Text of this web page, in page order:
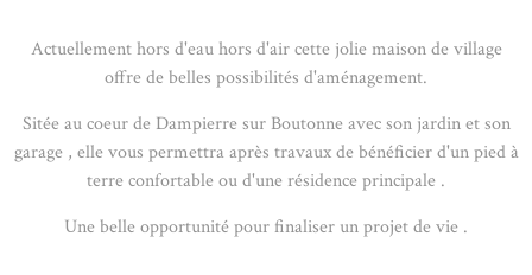
Actuellement hors d'eau hors d'air cette jolie maison de village
offre de belles possibilités d'aménagement.
Sitée au coeur de Dampierre sur Boutonne avec son jardin et son
garage , elle vous permettra après travaux de bénéficier d'un pied à
terre confortable ou d'une résidence principale .
Une belle opportunité pour finaliser un projet de vie .